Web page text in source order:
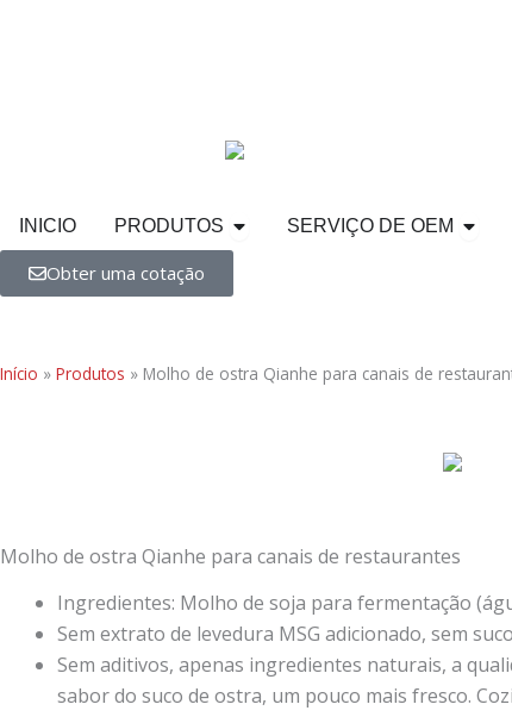
INICIO PRODUTOS Abra PRODUTOS
SERVIÇO DE OEM
Obter uma cotação
Início » Produtos » Molho de ostra Qianhe para canais de
Molho de ostra Qianhe para canais de restaurantes
Ingredientes: Molho de soja para fermentação
Sem extrato de levedura MSG adicionado, sem
Sem aditivos, apenas ingredientes naturais, a
sabor do suco de ostra, um pouco mais fresco.